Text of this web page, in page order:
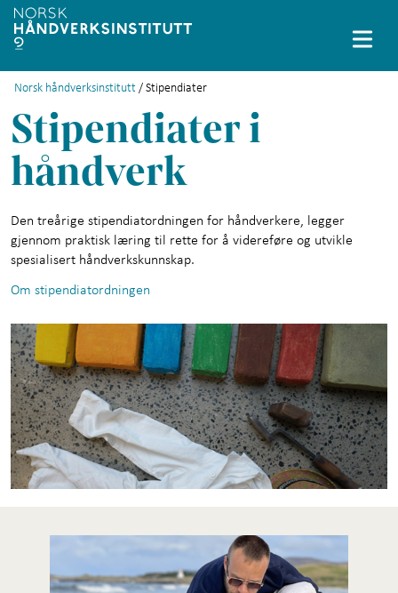
English
Prosjekter +
Databaser +
Stipendiater
+
Små håndverksfag
Løfte håndverket
Om oss +
Norsk håndverksinstitutt / Stipendiater
Stipendiater i
håndverk
Den treårige stipendiatordningen for håndverkere, legger
gjennom praktisk læring til rette for å videreføre og utvikle
spesialisert håndverkskunnskap.
Om stipendiatordningen